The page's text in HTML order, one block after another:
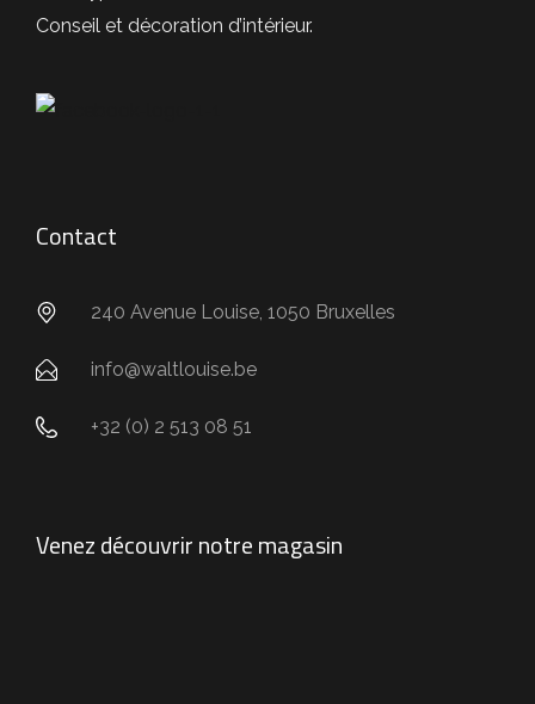
Conseil et décoration d’intérieur.
Contact
240 Avenue Louise, 1050 Bruxelles
info@waltlouise.be
+32 (0) 2 513 08 51
Venez découvrir notre magasin